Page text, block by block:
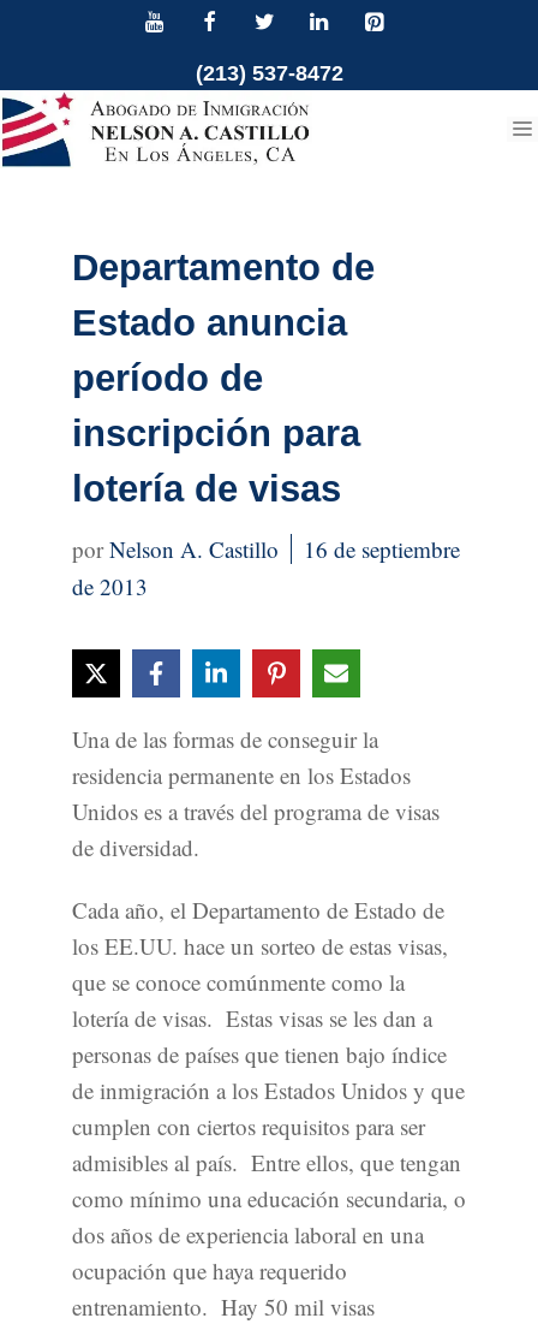
contenido
(213) 537-8472
Departamento de
Estado anuncia
período de
inscripción para
lotería de visas
Nelson A. Castillo
16 de septiembre
de 2013
Una de las formas de conseguir la
residencia permanente en los Estados
Unidos es a través del programa de visas
de diversidad.
Cada año, el Departamento de Estado de
los EE.UU. hace un sorteo de estas visas,
que se conoce comúnmente como la
lotería de visas. Estas visas se les dan a
personas de países que tienen bajo índice
de inmigración a los Estados Unidos y que
cumplen con ciertos requisitos para ser
admisibles al país. Entre ellos, que tengan
como mínimo una educación secundaria, o
dos años de experiencia laboral en una
ocupación que haya requerido
entrenamiento. Hay 50 mil visas